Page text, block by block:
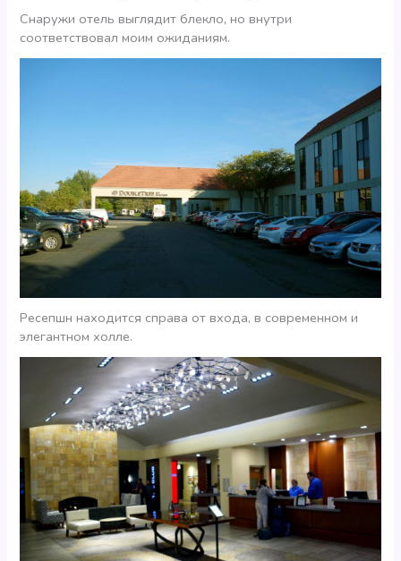
Снаружи отель выглядит блекло, но внутри
соответствовал моим ожиданиям.
Ресепшн находится справа от входа, в современном и
элегантном холле.